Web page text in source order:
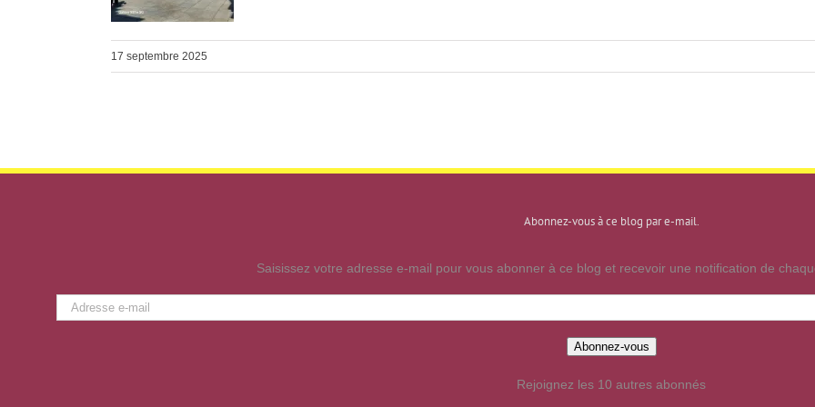
17 septembre 2025
Abonnez-vous à ce blog par e-mail.
Saisissez votre adresse e-mail pour vous abonner à ce blog et recevoir une notification de
Adresse
Abonnez-vous
Rejoignez les 10 autres abonnés